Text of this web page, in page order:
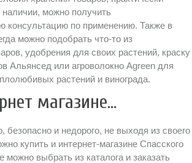
наличии, можно получить
консультацию по применению. Также в
можно подобрать что-то из
удобрения для своих растений, краску
Альянсед или агроволокно Agreen для
растений и винограда.
магазине…
безопасно и недорого, не выходя из своего
купить и интернет-магазине Спасского
можно выбрать из каталога и заказать